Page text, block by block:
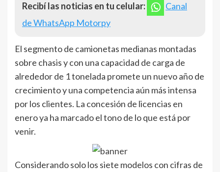
Recibí las noticias en tu celular:
Canal
de WhatsApp Motorpy
El segmento de camionetas medianas montadas
sobre chasis y con una capacidad de carga de
alrededor de 1 tonelada promete un nuevo año de
crecimiento y una competencia aún más intensa
por los clientes. La concesión de licencias en
enero ya ha marcado el tono de lo que está por
venir.
Considerando solo los siete modelos con cifras de